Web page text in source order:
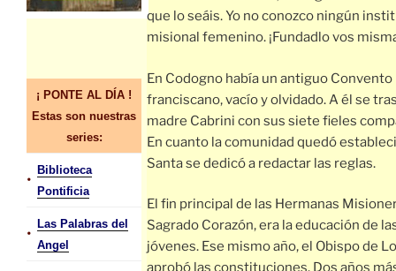
¡ PONTE AL DÍA !
Estas son nuestras
series:
•
Biblioteca
Pontificia
•
Las Palabras del
Angel
que lo seáis. Yo no conozco ningún
misional femenino. ¡Fundadlo vos
En Codogno había un antiguo Convento
franciscano, vacío y olvidado. A él se
madre Cabrini con sus siete fieles
En cuanto la comunidad quedó
Santa se dedicó a redactar las reglas.
El fin principal de las Hermanas
Sagrado Corazón, era la educación de
jóvenes. Ese mismo año, el Obispo de
aprobó las constituciones. Dos años